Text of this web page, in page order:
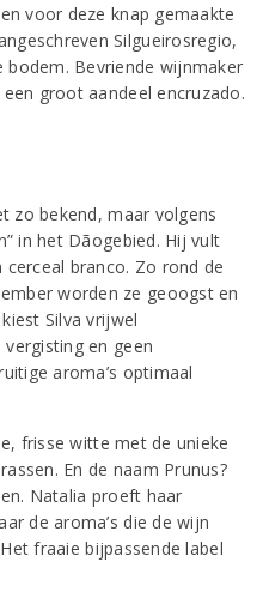
voor deze knap gemaakte
Silgueirosregio,
Bevriende wijnmaker
groot aandeel encruzado.
zo bekend, maar volgens
in het Dãogebied. Hij vult
branco. Zo rond de
worden ze geoogst en
Silva vrijwel
en geen
aroma’s optimaal
frisse witte met de unieke
En de naam Prunus?
Natalia proeft haar
de aroma’s die de wijn
fraaie bijpassende label